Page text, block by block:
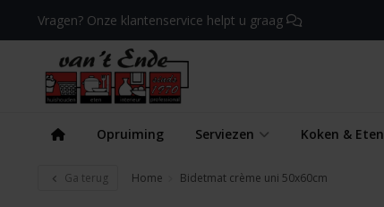
Vragen? Onze klantenservice helpt u graag
Opruiming Serviezen Koken & Eten
Ga terug Home Bidetmat crème uni 50x60cm